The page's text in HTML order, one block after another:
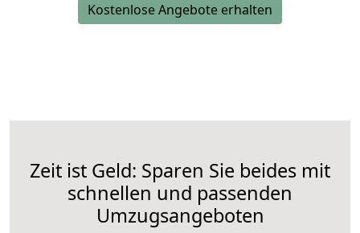
Kostenlose Angebote erhalten
Zeit ist Geld: Sparen Sie beides mit
schnellen und passenden
Umzugsangeboten